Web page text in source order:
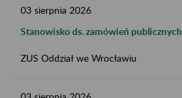
03 sierpnia 2026
Stanowisko ds. zamówień publicznych
ZUS Oddział we Wrocławiu